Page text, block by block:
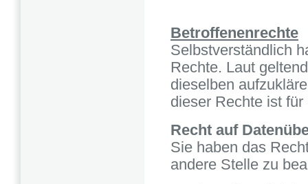
Betroffenenrechte
Selbstverständlich
Rechte. Laut
dieselben
dieser Rechte ist
Recht auf
Sie haben das
andere Stelle zu